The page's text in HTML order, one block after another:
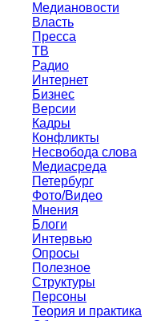
Медиановости
Власть
Пресса
ТВ
Радио
Интернет
Бизнес
Версии
Кадры
Конфликты
Несвобода слова
Медиасреда
Петербург
Фото/Видео
Мнения
Блоги
Интервью
Опросы
Полезное
Структуры
Персоны
Теория и практика